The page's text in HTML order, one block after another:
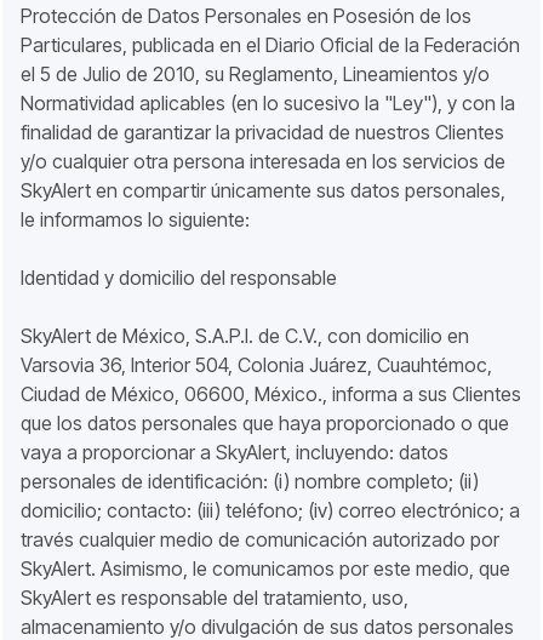
Protección de Datos Personales en Posesión de los
Particulares, publicada en el Diario Oficial de la Federación
el 5 de Julio de 2010, su Reglamento, Lineamientos y/o
Normatividad aplicables (en lo sucesivo la "Ley"), y con la
finalidad de garantizar la privacidad de nuestros Clientes
y/o cualquier otra persona interesada en los servicios de
SkyAlert en compartir únicamente sus datos personales,
le informamos lo siguiente:
Identidad y domicilio del responsable
SkyAlert de México, S.A.P.I. de C.V., con domicilio en
Varsovia 36, Interior 504, Colonia Juárez, Cuauhtémoc,
Ciudad de México, 06600, México., informa a sus Clientes
que los datos personales que haya proporcionado o que
vaya a proporcionar a SkyAlert, incluyendo: datos
personales de identificación: (i) nombre completo; (ii)
domicilio; contacto: (iii) teléfono; (iv) correo electrónico; a
través cualquier medio de comunicación autorizado por
SkyAlert. Asimismo, le comunicamos por este medio, que
SkyAlert es responsable del tratamiento, uso,
almacenamiento y/o divulgación de sus datos personales